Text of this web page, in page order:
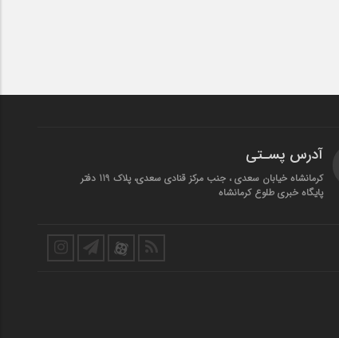
آدرس پسـتی
کرمانشاه خیابان سعدی ، جنب مرکز قنادی سعدی، پلاک 119 دفتر
پایگاه خبری طلوع کرمانشاه